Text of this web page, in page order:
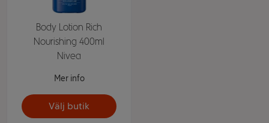
Body Lotion Rich
Nourishing 400ml
Nivea
Mer info
Välj butik